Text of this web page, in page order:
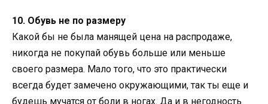
10. Обувь не по размеру
Какой бы не была манящей цена на распродаже,
никогда не покупай обувь больше или меньше
своего размера. Мало того, что это практически
всегда будет замечено окружающими, так ты еще и
будешь мучатся от боли в ногах. Да и в негодность